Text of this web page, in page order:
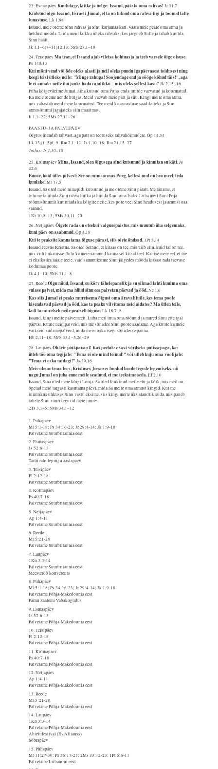
23. EsmaspäevKuulutage, kiitke ja öelge: Issand, päästa oma rahvas!Jr 31,7
Kiidetud olgu Issand, Iisraeli Jumal, et ta on tulnud oma rahva ligi ja toonud talle
lunastuse.Lk 1,68
Issand, meie oleme Sinu rahvas ja Sinu karjamaa kari. Vaata meie peale oma armu ja
heldust mööda. Liida meid kokku üheks rahvaks, kes järgneb Sulle ja tahab kuulda
Sinu häält.
Jk 1,1–6(7–11)12.13; 5Ms 27,1–10
24. TeisipäevMa tean, et Issand ajab viletsa kohtuasja ja teeb vaesele õige otsuse.
Ps 140,13
Kui mõni vend või õde oleks alasti ja neil oleks puudu igapäevasest toidusest ning
keegi teist ütleks neile: "Minge rahuga! Soojendage end ja sööge kõhud täis!", aga
te ei annaks neile ihu jaoks hädavajalikku – mis oleks sellest kasu?Jk 2,15–16
Püha kõigeväeline Jumal, Sina kutsud oma Pojas enda juurde vaevatud ja koormatud.
Ka meie oleme nende hulgas. Meid vaevab meie patt ja süü. Kingi meile oma armu,
mis vabastab meid meie koormatest. Tee meid ka armastuse saadikuteks ja Sinu
armusõnumi jagajateks siin maailmas.
Ii 1,1–22; 5Ms 27,11–26
PAASTU- JA PALVEPÄEV
Õiglus ülendab rahvast, aga patt on teotuseks rahvahõimudele.Õp 14,34
Lk 13,(1–5)6–9; Rm 2,1–11; Js 1,10–18; Ilm 21,15–27
Jutlus: Js 1,10–18
25. KolmapäevMina, Issand, olen õigusega sind kutsunud ja kinnitan su kätt.Js
42,6
Ennäe, hääl ütles pilvest: See on minu armas Poeg, kellest mul on hea meel, teda
kuulake!Mt 17,5
Issand, Sa oled meid nimepidi kutsunud ja me oleme Sinu päralt. Me täname, et
tohime kuuluda Sinu rahva hulka ja hüüda Sind oma Isaks. Luba meil Sinu Poja
rõõmusõnumit kuulutada ka kõigile neile, kes pole veel Sinu headusest ja armust osa
saanud.
1Kr 10,9–13; 5Ms 30,11–20
26. NeljapäevÕigete rada on otsekui valgusepaistus, mis muutub üha selgemaks,
kuni päev on saabunud.Õp 4,18
Kui te peaksite kannatama õiguse pärast, siis olete õndsad. 1Pt 3,14
Issand Jeesus Kristus, Sa oled öelnud, et kitsas on tee, mis viib ellu, kuid lai on tee,
mis viib hukatusse. Juhi ka meie sammud käima sel kitsal teel. Käi ise meie eel, et me
ei eksiks ära laiale teele, vaid sammuksime Sinu jälgedes mööda kitsast rada taevase
kodumaa poole.
Jk 4,1–10; 5Ms 31,1–8
27. ReedeOlgu nüüd, Issand, su kõrv tähelepanelik ja su silmad lahti kuulma oma
sulase palvet, mida ma nüüd sinu ees palvetan päevad ja ööd.Ne 1,6
Kas siis Jumal ei peaks muretsema õigust oma äravalituile, kes tema poole
kisendavad päevad ja ööd, kas ta peaks viivitama neid aidates? Ma ütlen teile,
küll ta muretseb neile peatselt õiguse.Lk 18,7–8
Issand, kingi meile palvemeelt. Luba meil tuua oma rõõmud ja mured Sinu ette igal
päeval. Kuule neid palveid, mis me sõnades Sinu poole saadame. Aga kuule ka meie
vaikseid südamepalveid, mida me ei oska isegi sõnadesse panna.
Hb 2,11–18; 5Ms 33,1–5.26–29
28. LaupäevOh teie põikpäisust! Kas peetakse savi võrdseks potissepaga, kas
ütleb töö oma tegijale: "Tema ei ole mind teinud!" või ütleb kuju oma voolijale:
"Tema ei oska midagi!"Js 29,16
Meie oleme tema teos, Kristuses Jeesuses loodud heade tegude tegemiseks, nii
nagu Jumal on juba enne meile seadnud, et me teeksime seda.Ef 2,10
Issand, Sina oled meie kõigi Looja. Sa oled kinkinud meile elu ja kõik, mis meil on,
õpetad meid targasti kasutama päevi, mida Sa meile oma armust kingid. Kui me
inimlikus uhkuses Sinu vastu eksime, siis kingi meile üks alandlik süda, mis paneb
tähele Sinu suuri tegusid meie juures.
2Ts 3,1–5; 5Ms 34,1–12
1. Pühapäev
Mt 5:1-18; Ps 34:16-23; Jr 29:4-14; Jk 1:9-18
Palvetame Suurbritannia eest
2. Esmaspäev
Js 52:6-15
Palvetame Suurbritannia eest
Tartu rahulepingu aastapäev
3. Teisipäev
Fl 2:12-18
Palvetame Suurbritannia eest
4. Kolmapäev
Ps 40:7-18
Palvetame Suurbritannia eest
5. Neljapäev
Ap 1:4-11
Palvetame Suurbritannia eest
6. Reede
Mt 5:21-28
Palvetame Suurbritannia eest
7. Laupäev
1Kn 3:3-14
Palvetame Suurbritannia eest
Meestetöö konverents
8. Pühapäev
Mt 5:1-18; Ps 34:16-23; Jr 29:4-14; Jk 1:9-18
Palvetame Põhja-Makedoonia eest
Pärnu Saalemi Vabakogudus
9. Esmaspäev
Js 52:6-15
Palvetame Põhja-Makedoonia eest
10. Teisipäev
Fl 2:12-18
Palvetame Põhja-Makedoonia eest
11. Kolmapäev
Ps 40:7-18
Palvetame Põhja-Makedoonia eest
12. Neljapäev
Ap 1:4-11
Palvetame Põhja-Makedoonia eest
13. Reede
Mt 5:21-28
Palvetame Põhja-Makedoonia eest
14. Laupäev
1Kn 3:3-14
Palvetame Põhja-Makedoonia eest
Abielufestival (Ev.Allianss)
Sõbrapäev
15. Pühapäev
Mt 11:27-30; Ps 55:17-23; 2Ms 33:12-23; 1Pt 5:6-11
Palvetame Liibanoni eest